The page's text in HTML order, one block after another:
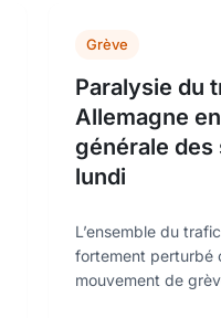
Grève
Paralysie du
Allemagne
générale
lundi
L’ensemble du
fortement perturbé
mouvement de